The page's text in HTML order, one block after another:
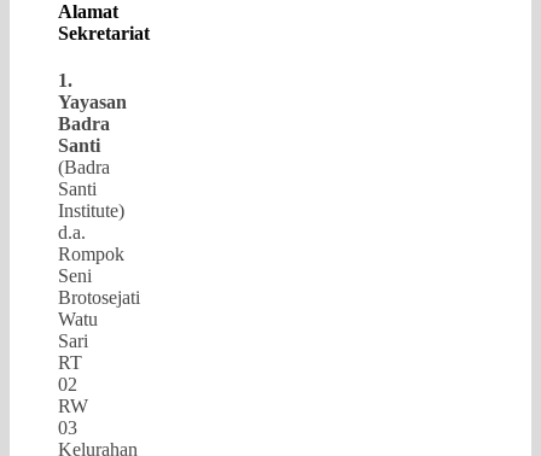
Alamat
Sekretariat
1.
Yayasan
Badra
Santi
(Badra
Santi
Institute)
d.a.
Rompok
Seni
Brotosejati
Watu
Sari
RT
02
RW
03
Kelurahan